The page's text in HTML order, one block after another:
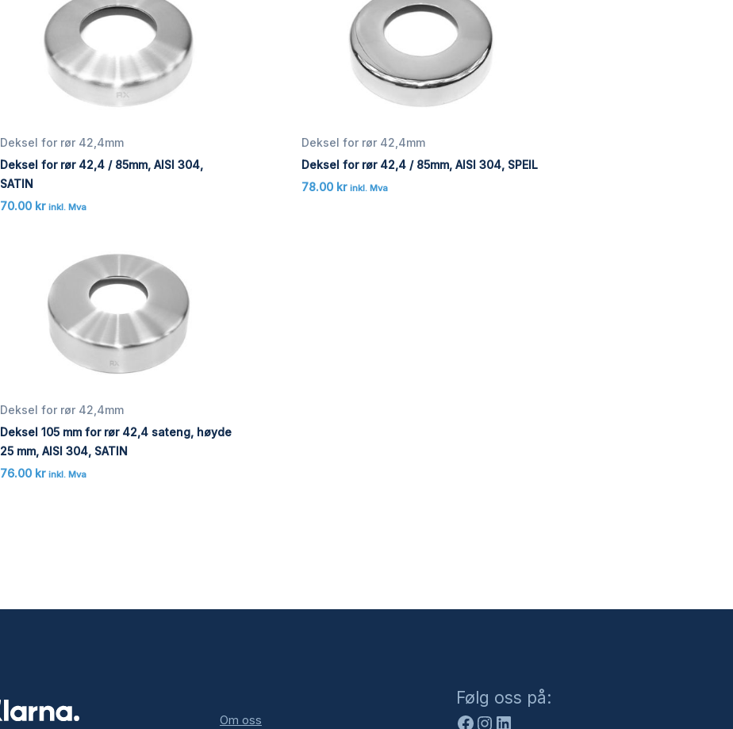
Deksel for rør 42,4mm
Deksel for rør 42,4 / 85mm, AISI 304,
SATIN
70.00 kr inkl. Mva
Deksel for rør 42,4mm
Deksel for rør 42,4 / 85mm, AISI 304, SPEIL
78.00 kr inkl. Mva
Deksel for rør 42,4mm
Deksel 105 mm for rør 42,4 sateng, høyde
25 mm, AISI 304, SATIN
76.00 kr inkl. Mva
Om oss
Følg oss på:
Facebook
Instagram
LinkedIn